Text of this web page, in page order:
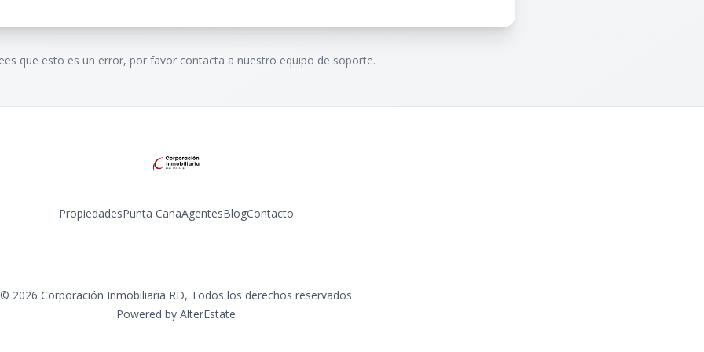
que esto es un error, por favor contacta a nuestro equipo de soporte.
PropiedadesPunta CanaAgentesBlogContacto
© 2026 Corporación Inmobiliaria RD, Todos los derechos reservados
Powered by AlterEstate